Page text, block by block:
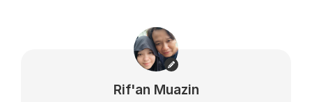
Rif'an Muazin